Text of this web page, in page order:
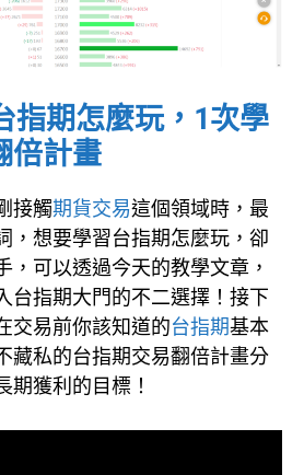
指期怎麼玩，1次學
倍計畫
接觸期貨交易這個領域時，最
，想要學習台指期怎麼玩，卻
，可以透過今天的教學文章，
台指期大門的不二選擇！接下
交易前你該知道的台指期基本
藏私的台指期交易翻倍計畫分
期獲利的目標！